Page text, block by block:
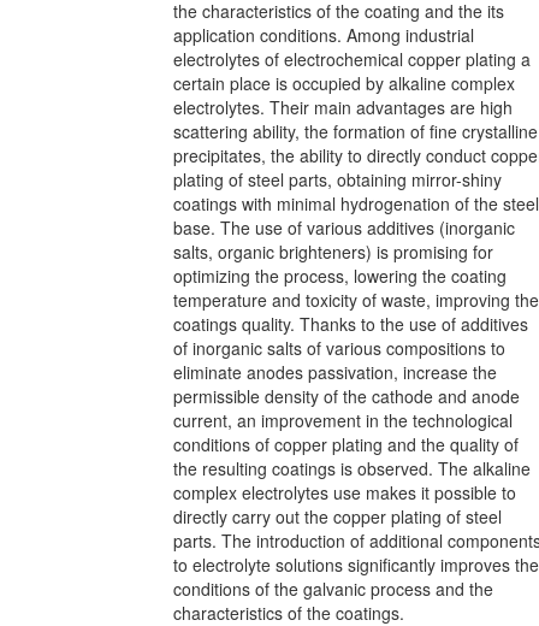
the characteristics of the coating and the its
application conditions. Among industrial
electrolytes of electrochemical copper plating a
certain place is occupied by alkaline complex
electrolytes. Their main advantages are high
scattering ability, the formation of fine crystalline
precipitates, the ability to directly conduct
plating of steel parts, obtaining mirror-shiny
coatings with minimal hydrogenation of the steel
base. The use of various additives (inorganic
salts, organic brighteners) is promising for
optimizing the process, lowering the coating
temperature and toxicity of waste, improving the
coatings quality. Thanks to the use of additives
of inorganic salts of various compositions to
eliminate anodes passivation, increase the
permissible density of the cathode and anode
current, an improvement in the technological
conditions of copper plating and the quality of
the resulting coatings is observed. The alkaline
complex electrolytes use makes it possible to
directly carry out the copper plating of steel
parts. The introduction of additional
to electrolyte solutions significantly improves the
conditions of the galvanic process and the
characteristics of the coatings.